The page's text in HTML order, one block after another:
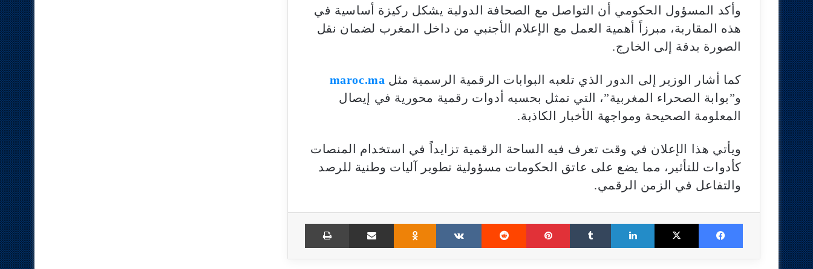
وأكد المسؤول الحكومي أن التواصل مع الصحافة الدولية يشكل ركيزة أساسية في
هذه المقاربة، مبرزاً أهمية العمل مع الإعلام الأجنبي من داخل المغرب لضمان نقل
الصورة بدقة إلى الخارج.
كما أشار الوزير إلى الدور الذي تلعبه البوابات الرقمية الرسمية مثل maroc.ma
و”بوابة الصحراء المغربية”، التي تمثل بحسبه أدوات رقمية محورية في إيصال
المعلومة الصحيحة ومواجهة الأخبار الكاذبة.
ويأتي هذا الإعلان في وقت تعرف فيه الساحة الرقمية تزايداً في استخدام المنصات
كأدوات للتأثير، مما يضع على عاتق الحكومات مسؤولية تطوير آليات وطنية للرصد
والتفاعل في الزمن الرقمي.
Facebook
X
LinkedIn
Tumblr
Pinterest
Reddit
VKontakte
Odnoklassniki
Share via Email
Print